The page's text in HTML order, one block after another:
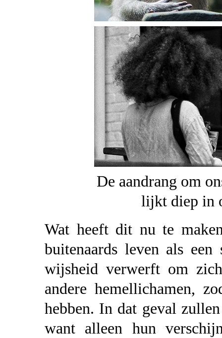
De aandrang om
lijkt diep in
Wat heeft dit nu te
buitenaards leven als
wijsheid verwerft om
andere hemellichamen,
hebben. In dat geval
want alleen hun